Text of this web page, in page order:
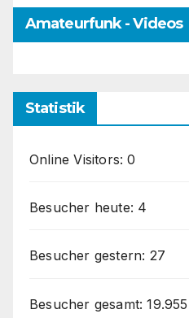
Amateurfunk - Videos
Statistik
Online Visitors:0
Besucher heute: 4
Besucher gestern: 27
Besucher gesamt:19.955